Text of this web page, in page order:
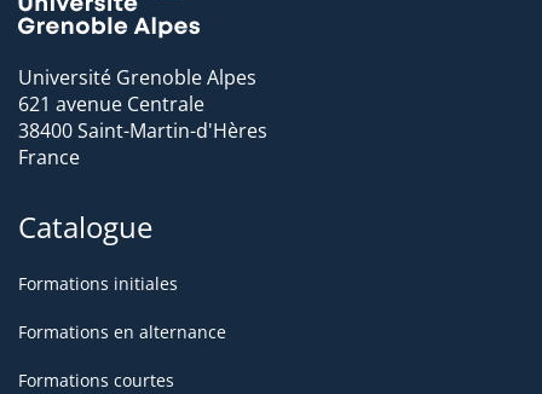
Université Grenoble Alpes
621 avenue Centrale
38400 Saint-Martin-d'Hères
France
Catalogue
Formations initiales
Formations en alternance
Formations courtes